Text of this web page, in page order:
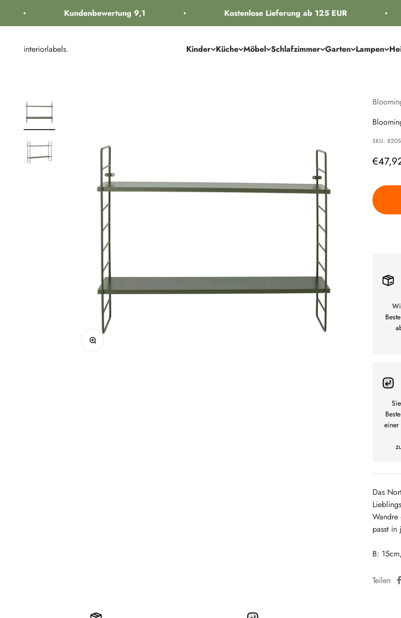
Kundenbewertung 9,1 Kostenlose Lieferung ab 125 EUR
Kinder Küche Möbel Schlafzimmer Garten Lampen
interiorlabels.
Bild vergrößern
SKU:
einer
Das
Wandre
passt in
B:
Teilen